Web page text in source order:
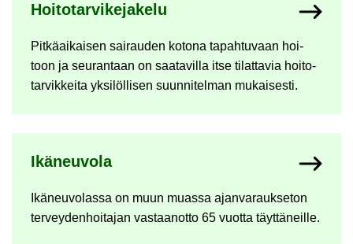
Hoi­to­tar­vi­ke­ja­ke­lu
Pit­kä­ai­kai­sen sai­rau­den ko­to­na ta­pah­tu­vaan hoi­
toon ja seu­ran­taan on saa­ta­vil­la itse ti­lat­ta­via hoi­to­
tar­vik­kei­ta yk­si­löl­li­sen suun­ni­tel­man mu­kai­ses­ti.
Ikä­neu­vo­la
Ikä­neu­vo­las­sa on muun muas­sa ajan­va­rauk­se­ton
ter­vey­den­hoi­ta­jan vas­taan­ot­to 65 vuot­ta täyt­tä­neil­le.